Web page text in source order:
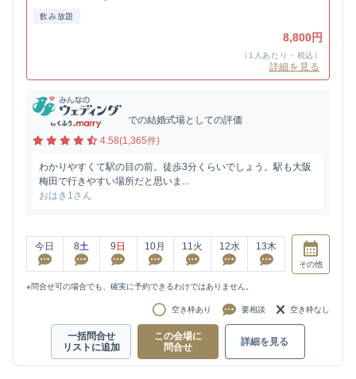
飲み放題
8,800円
（1人あたり・税込）
詳細を見る
での結婚式場としての評価
4.58(1,365件)
わかりやすくて駅の目の前。徒歩3分くらいでしょう。駅も大阪
梅田で行きやすい場所だと思いま...
おはき1さん
今日 8土 9 日 10月 11火 12水 13木
その他
※問合せ可の場合でも、確実に予約できるわけではありません。
空き枠あり 要相談 空き枠なし
一括問合せ
リストに追加
この会場に
問合せ
詳細を見る